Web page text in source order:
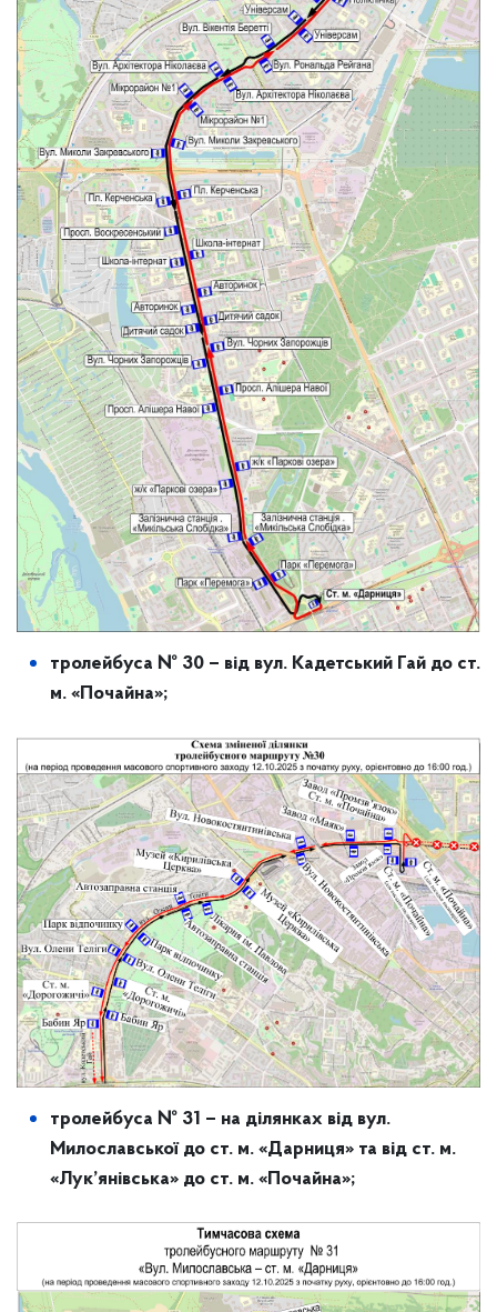
тролейбуса № 30 – від вул. Кадетський Гай до ст.
м. «Почайна»;
тролейбуса № 31 – на ділянках від вул.
Милославської до ст. м. «Дарниця» та від ст. м.
«Лук’янівська» до ст. м. «Почайна»;